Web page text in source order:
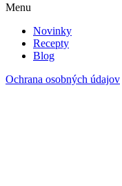
Menu
Novinky
Recepty
Blog
Ochrana osobných údajov